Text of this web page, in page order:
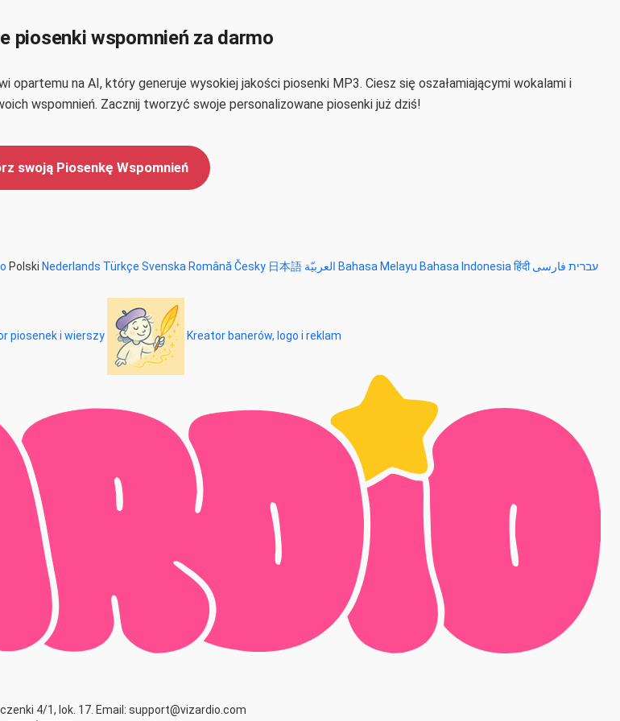
piosenki wspomnień za darmo
na AI, który generuje wysokiej jakości piosenki MP3. Ciesz się oszałamiającymi wokalami i
wspomnień. Zacznij tworzyć swoje personalizowane piosenki już dziś!
swoją Piosenkę Wspomnień
Polski Nederlands Türkçe Svenska Română Česky 日本語 Bahasa Melayu Bahasa Indonesia हिंदी עברית فارسی
piosenek i wierszy Kreator banerów, logo i reklam
4/1, lok. 17. Email: support@vizardio.com